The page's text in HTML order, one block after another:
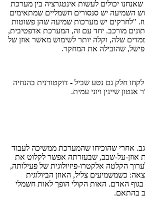
יכולים לעשות אינטגרציה בין מערכת
השמיעה יש סנסורים חשמליים שמתאימים
"לחרקים יש מערכות שמיעה שהן פשוטות
מורכב. יחד עם זה, המערכת אדפטיבית,
שלה, וקלה יותר לשימוש מאשר אוזן של
פישל, שהובילה את המחקר.
חלק גם נטע שביל - דוקטורנית בהנחיה
שיינין ויוני עמית.
אחרי שהוכיחו שהמערכת ממשיכה לעבוד
אוזן-על-שבב, שבעזרתה אפשר לקלוט את
הקלטה אלקטרו-פיזיולוגית של פעילותה,
כשמשמיעים צליל, האוזן הביולוגית
האדם. האות הקולי הופך לאות חשמלי
בהתאם.